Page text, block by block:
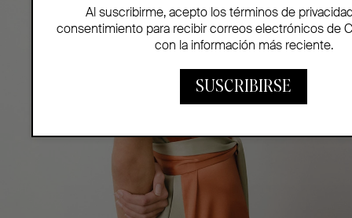
Al suscribirme, acepto los términos de
consentimiento para recibir correos electrónicos de
con la información más reciente.
SUSCRIBIRSE